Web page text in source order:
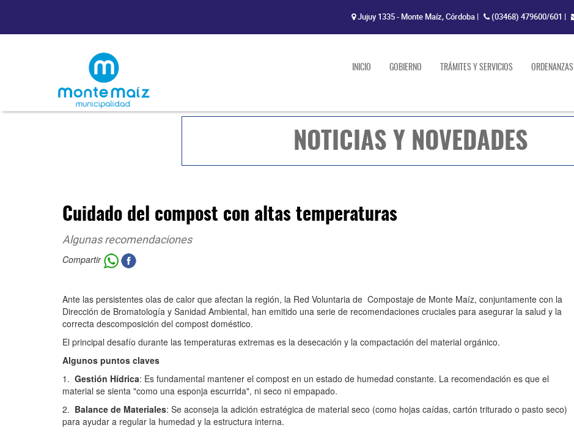
Jujuy 1335 - Monte Maíz, Córdoba | (03468) 479600/601 |
INICIO GOBIERNO TRÁMITES Y SERVICIOS ORDENANZAS
NOTICIAS Y NOVEDADES
Cuidado del compost con altas temperaturas
Algunas recomendaciones
Compartir
Ante las persistentes olas de calor que afectan la región, la Red Voluntaria de Compostaje de Monte Maíz, conjuntamente con la
Dirección de Bromatología y Sanidad Ambiental, han emitido una serie de recomendaciones cruciales para asegurar la salud y la
correcta descomposición del compost doméstico.
El principal desafío durante las temperaturas extremas es la desecación y la compactación del material orgánico.
Algunos puntos claves
1. Gestión Hídrica: Es fundamental mantener el compost en un estado de humedad constante. La recomendación es que el
material se sienta "como una esponja escurrida", ni seco ni empapado.
2. Balance de Materiales: Se aconseja la adición estratégica de material seco (como hojas caídas, cartón triturado o pasto seco)
para ayudar a regular la humedad y la estructura interna.